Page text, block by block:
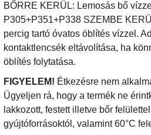
BŐRRE KERÜL: Lemosás bő
P305+P351+P338 SZEMBE
percig tartó óvatos öblítés vízzel.
kontaktlencsék eltávolítása, ha
öblítés folytatása.
FIGYELEM! Étkezésre nem
Ügyeljen rá, hogy a termék ne
lakkozott, festett illetve bőr
gyújtóforrásoktól, valamint 60°C